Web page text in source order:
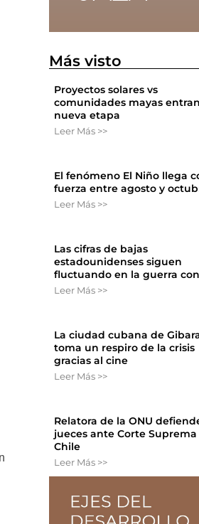
Más visto
Proyectos solares vs
comunidades mayas
nueva etapa
Leer Más >>
El fenómeno El Niño llega
fuerza entre agosto y
Leer Más >>
Las cifras de bajas
estadounidenses siguen
fluctuando en la guerra
Leer Más >>
La ciudad cubana de
toma un respiro de la crisis
gracias al cine
Leer Más >>
Relatora de la ONU
jueces ante Corte
Chile
Leer Más >>